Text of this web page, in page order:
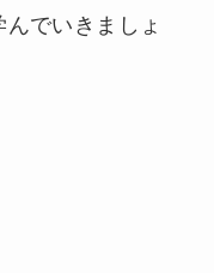
でいきましょ